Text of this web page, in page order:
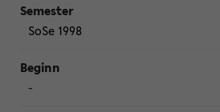
SoSe 1998
-